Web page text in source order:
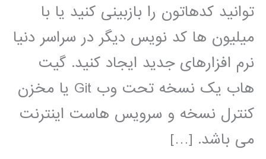
توانید کدهاتون را بازبینی کنید یا با
میلیون ها کد نویس دیگر در سراسر دنیا
نرم افزارهای جدید ایجاد کنید. گیت
هاب یک نسخه تحت وب Git یا مخزن
کنترل نسخه و سرویس هاست اینترنت
می باشد. […]